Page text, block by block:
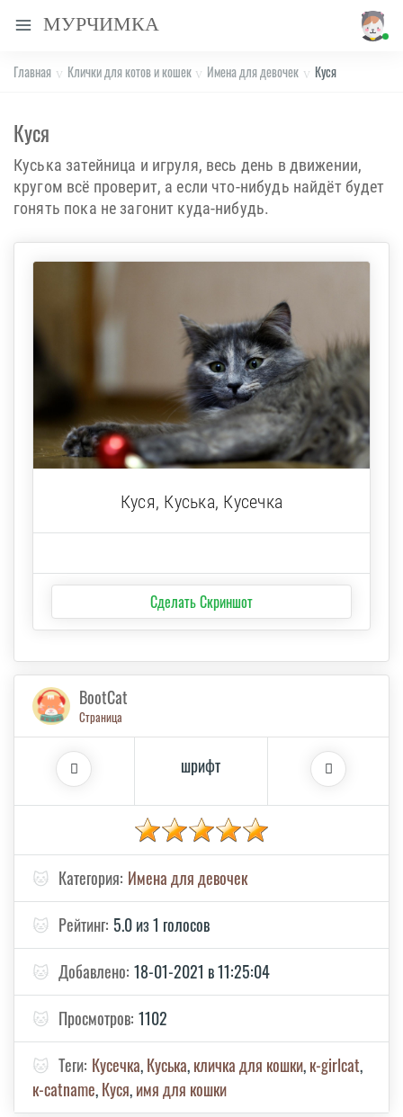
МУРЧИМКА
Главная Клички для котов и кошек Имена для девочек Куся
Куся
Куська затейница и игруля, весь день в движении,
кругом всё проверит, а если что-нибудь найдёт будет
гонять пока не загонит куда-нибудь.
Куся, Куська, Кусечка
Сделать Скриншот
BootCat
Страница
шрифт
🐱 Категория: Имена для девочек
🐱 Рейтинг: 5.0 из 1 голосов
🐱 Добавлено: 18-01-2021 в 11:25:04
🐱 Просмотров: 1102
🐱 Теги: Кусечка,Куська,кличка для кошки,к-girlcat,
к-catname,Куся,имя для кошки